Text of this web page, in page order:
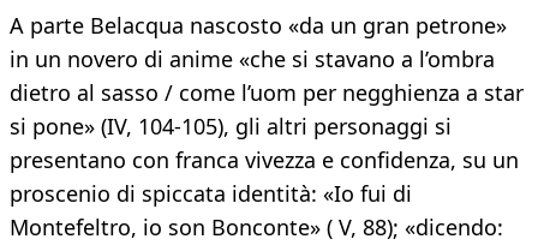
A parte Belacqua nascosto «da un gran petrone»
in un novero di anime «che si stavano a l’ombra
dietro al sasso / come l’uom per negghienza a star
si pone» (IV, 104-105), gli altri personaggi si
presentano con franca vivezza e confidenza, su un
proscenio di spiccata identità: «Io fui di
Montefeltro, io son Bonconte» ( V, 88); «dicendo: